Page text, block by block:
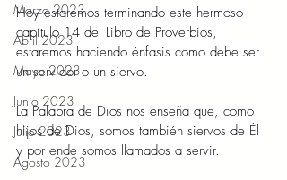
Marzo 2023
Abril 2023
Mayo 2023
Junio 2023
Julio 2023
Agosto 2023
Hoy estaremos terminando este hermoso
capítulo 14 del Libro de Proverbios,
estaremos haciendo énfasis como debe ser
un servidor o un siervo.
La Palabra de Dios nos enseña que, como
hijos de Dios, somos también siervos de Él
y por ende somos llamados a servir.